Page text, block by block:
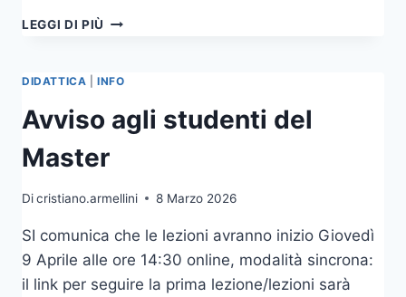
LEGGI DI PIÙ AVVISO
PER
INCARICHI
DI
COLLABORAZIONE
ATTIVITÀ
TUTORATO
IN
AULA
DIDATTICA |INFO
Avviso agli studenti del
Master
Dicristiano.armellini 8 Marzo 2026
SI comunica che le lezioni avranno inizio Giovedì
9 Aprile alle ore 14:30 online, modalità sincrona:
il link per seguire la prima lezione/lezioni sarà